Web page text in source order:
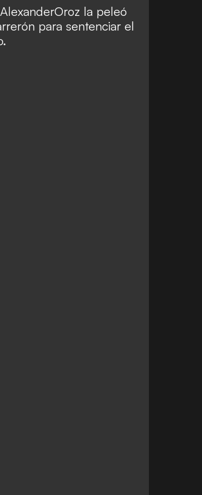
AlexanderOroz la peleó
para sentenciar el